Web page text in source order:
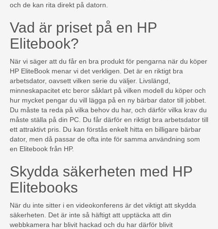
och de kan rita direkt på datorn.
Vad är priset på en HP
Elitebook?
När vi säger att du får en bra produkt för pengarna när du köper
HP EliteBook menar vi det verkligen. Det är en riktigt bra
arbetsdator, oavsett vilken serie du väljer. Livslängd,
minneskapacitet etc beror såklart på vilken modell du köper och
hur mycket pengar du vill lägga på en ny bärbar dator till jobbet.
Du måste ta reda på vilka behov du har, och därför vilka krav du
måste ställa på din PC. Du får därför en riktigt bra arbetsdator till
ett attraktivt pris. Du kan förstås enkelt hitta en billigare bärbar
dator, men då passar de ofta inte för samma användning som
en Elitebook från HP.
Skydda säkerheten med HP
Elitebooks
När du inte sitter i en videokonferens är det viktigt att skydda
säkerheten. Det är inte så häftigt att upptäcka att din
webbkamera har blivit hackad och du har därför blivit